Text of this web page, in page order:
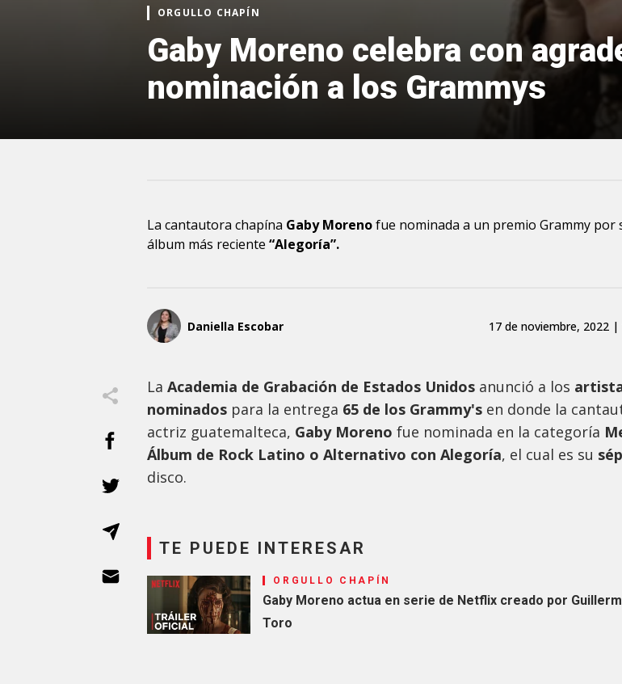
ORGULLO CHAPÍN
Gaby Moreno celebra con
nominación a los Grammys
La cantautora chapína Gaby Morenofue nominada a un premio Grammy por
álbum más reciente “Alegoría”.
Daniella Escobar 17 de noviembre, 2022 |
La Academia de Grabación de Estados Unidos anunció a los
nominados para la entrega 65 de los Grammy's en donde la
actriz guatemalteca, Gaby Moreno fue nominada en la categoría
Álbum de Rock Latino o Alternativo con Alegoría, el cual es su
disco.
TE PUEDE INTERESAR
ORGULLO CHAPÍN
Gaby Moreno actua en serie de Netflix creado por
Toro